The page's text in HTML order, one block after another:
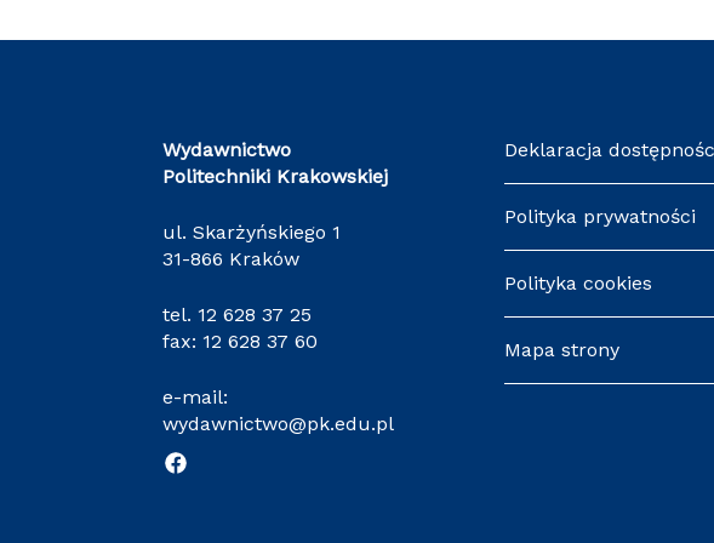
Wydawnictwo
Politechniki Krakowskiej
ul. Skarżyńskiego 1
31-866 Kraków
tel. 12 628 37 25
fax: 12 628 37 60
e-mail:
wydawnictwo@pk.edu.pl
Deklaracja
Polityka prywatności
Polityka cookies
Mapa strony